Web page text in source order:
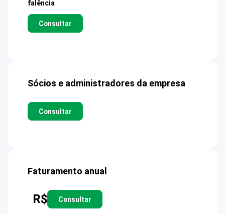
falência
Consultar
Sócios e administradores da empresa
Consultar
Faturamento anual
R$ Consultar